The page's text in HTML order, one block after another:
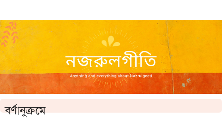
বর্ণানুক্রমে